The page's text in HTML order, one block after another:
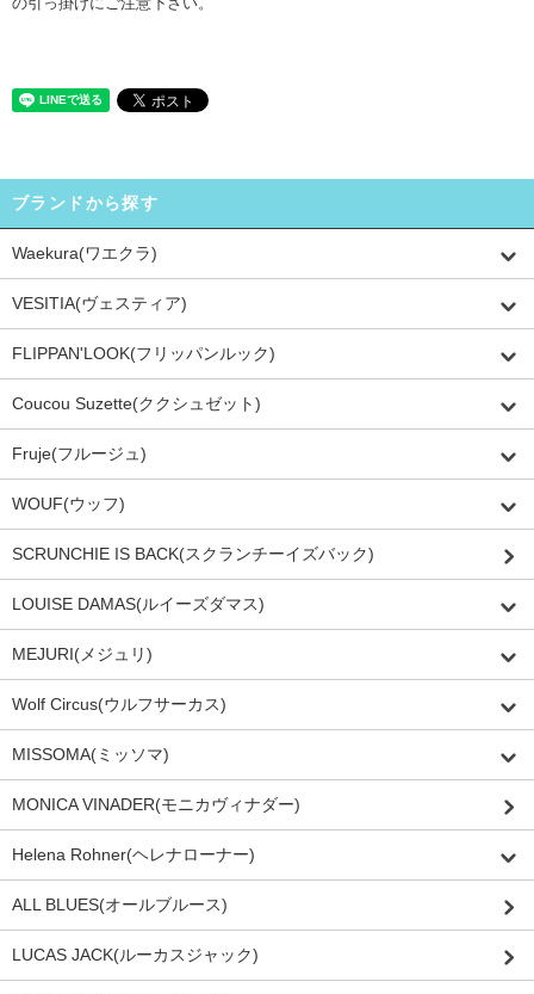
ブランドから探す
Waekura(ワエクラ)
VESITIA(ヴェスティア)
FLIPPAN'LOOK(フリッパンルック)
Coucou Suzette(ククシュゼット)
Fruje(フルージュ)
WOUF(ウッフ)
SCRUNCHIE IS BACK(スクランチーイズバック)
LOUISE DAMAS(ルイーズダマス)
MEJURI(メジュリ)
Wolf Circus(ウルフサーカス)
MISSOMA(ミッソマ)
MONICA VINADER(モニカヴィナダー)
Helena Rohner(ヘレナローナー)
ALL BLUES(オールブルース)
LUCAS JACK(ルーカスジャック)